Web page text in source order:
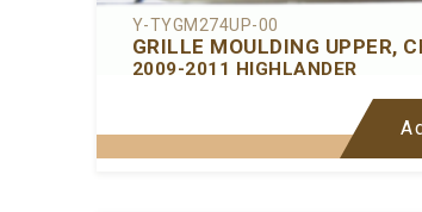
Y-TYGM274UP-00
GRILLE MOULDING UPPER,
2009-2011 HIGHLANDER